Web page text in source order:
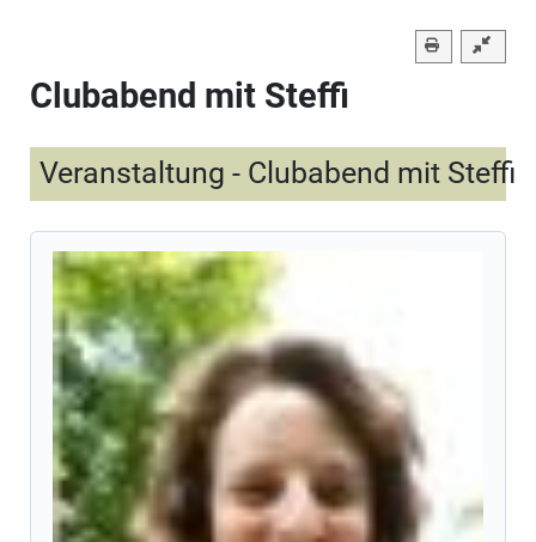
Clubabend mit Steffi
Veranstaltung - Clubabend mit Steffi